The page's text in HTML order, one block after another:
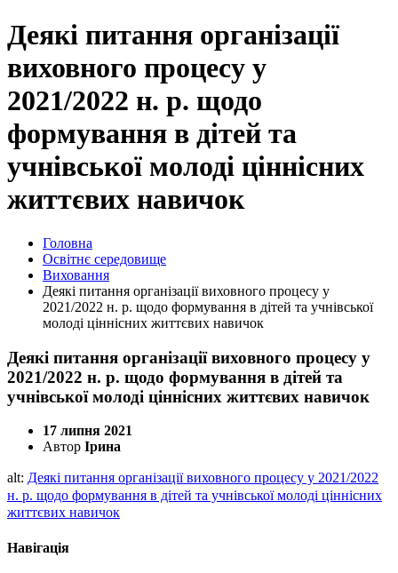
Деякі питання організації
виховного процесу у
2021/2022 н. р. щодо
формування в дітей та
учнівської молоді ціннісних
життєвих навичок
Головна
Освітнє середовище
Виховання
Деякі питання організації виховного процесу у
2021/2022 н. р. щодо формування в дітей та учнівської
молоді ціннісних життєвих навичок
Деякі питання організації виховного процесу у
2021/2022 н. р. щодо формування в дітей та
учнівської молоді ціннісних життєвих навичок
17 липня 2021
Автор Ірина
alt: Деякі питання організації виховного процесу у 2021/2022
н. р. щодо формування в дітей та учнівської молоді ціннісних
життєвих навичок
Навігація